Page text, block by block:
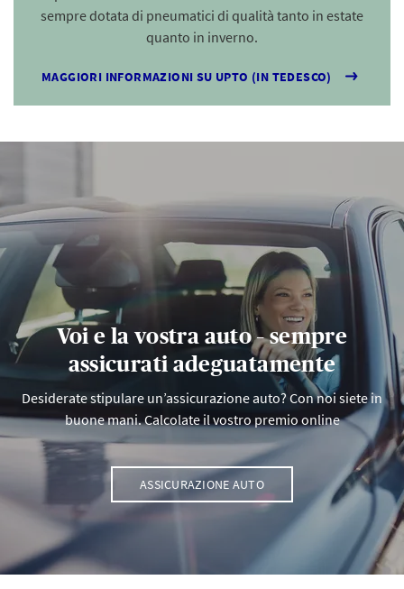
sempre dotata di pneumatici di qualità tanto in estate
quanto in inverno.
MAGGIORI INFORMAZIONI SU UPTO (IN TEDESCO)
Voi e la vostra auto – sempre
assicurati adeguatamente
Desiderate stipulare un’assicurazione auto? Con noi siete in
buone mani. Calcolate il vostro premio online
ASSICURAZIONE AUTO